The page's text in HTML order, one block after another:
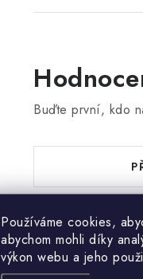
Používáme cookies,
abychom mohli díky
výkon webu a jeho
Buďte první, kdo